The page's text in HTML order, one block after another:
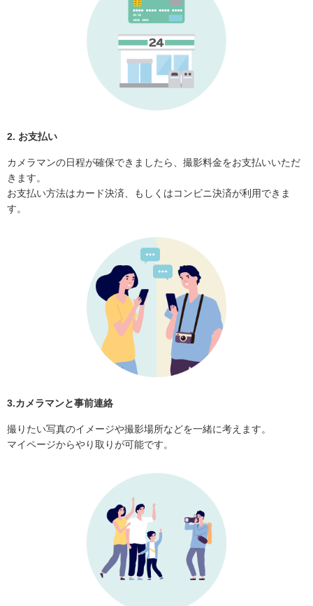
2. お支払い
カメラマンの日程が確保できましたら、撮影料金をお支払いいただ
きます。
お支払い方法はカード決済、もしくはコンビニ決済が利用できま
す。
3.カメラマンと事前連絡
撮りたい写真のイメージや撮影場所などを一緒に考えます。
マイページからやり取りが可能です。